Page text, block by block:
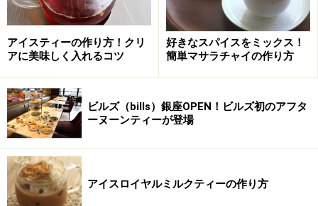
使用される原材料のすべてを量の多い順から表示。紅茶
の場合は「茶」あるいは「紅茶」と表示されています。
紅茶以外のフレーバーが施され、日本で使用しても良い
香料である場合、一般的には香料という一括名表示が認
められています。また、香料ではなく果実や花びらが含
まれている場合は、具体的な名称（オレンジピール、ヤ
グルマギクの花など）が使用量の多い順から記載されま
す。
原料原産地名
アイスティーの作り方！クリ
アに美味しく入れるコツ
好きなスパイスをミックス！
簡単マサラチャイの作り方
ビルズ（bills）銀座OPEN！ビルズ初のアフタ
ーヌーンティーが登場
アイスロイヤルミルクティーの作り方